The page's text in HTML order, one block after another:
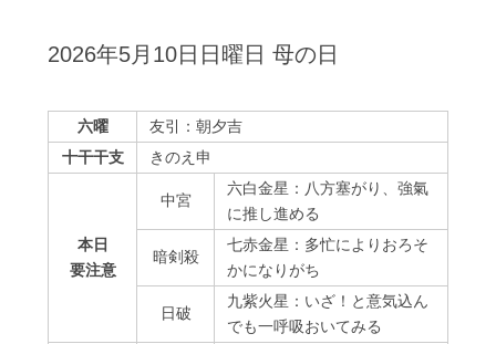
2026年5月10日日曜日 母の日
六曜
友引：朝夕吉
十干干支
きのえ申
本日
要注意
中宮
六白金星：八方塞がり、強氣
に推し進める
暗剣殺
七赤金星：多忙によりおろそ
かになりがち
⽇破
九紫火星：いざ！と意気込ん
でも一呼吸おいてみる